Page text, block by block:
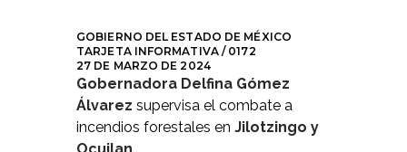
GOBIERNO DEL ESTADO DE MÉXICO
TARJETA INFORMATIVA / 0172
27 DE MARZO DE 2024
Gobernadora Delfina Gómez
Álvarez supervisa el combate a
incendios forestales en Jilotzingo y